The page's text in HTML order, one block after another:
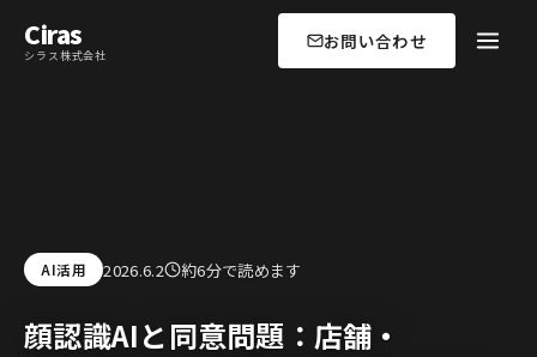
Ciras
シラス株式会社
お問い合わせ
AI活用 2026.6.2 約6分で読めます
顔認識AIと同意問題：店舗・